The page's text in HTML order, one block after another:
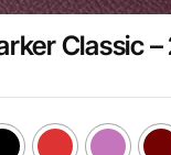
Classic –